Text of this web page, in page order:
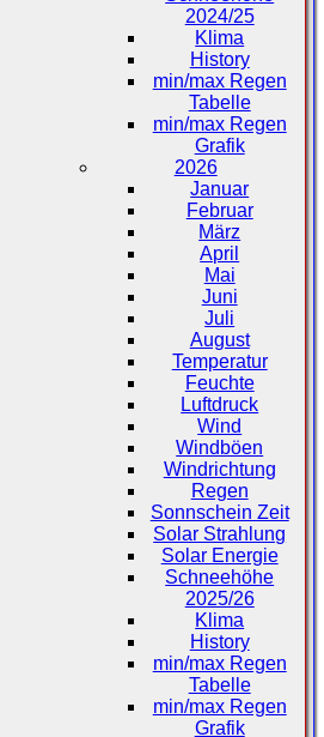
2024/25
Klima
History
min/max Regen
Tabelle
min/max Regen
Grafik
2026
Januar
Februar
März
April
Mai
Juni
Juli
August
Temperatur
Feuchte
Luftdruck
Wind
Windböen
Windrichtung
Regen
Sonnschein Zeit
Solar Strahlung
Solar Energie
Schneehöhe
2025/26
Klima
History
min/max Regen
Tabelle
min/max Regen
Grafik